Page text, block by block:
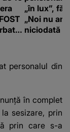
„în lux”,
„Noi nu
niciodată
personalul din
în complet
sesizare, prin
prin care s-a